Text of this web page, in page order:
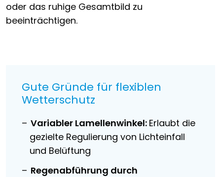
oder das ruhige Gesamtbild zu
beeinträchtigen.
Gute Gründe für flexiblen
Wetterschutz
Variabler Lamellenwinkel: Erlaubt die
gezielte Regulierung von Lichteinfall
und Belüftung
Regenabführung durch